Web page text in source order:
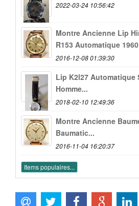
2022-03-24 10:56:42
Montre Ancienne Lip
R153 Automatique
2016-12-08 01:39:30
Lip K2l27 Automatique
Homme...
2018-02-10 12:49:36
Montre Ancienne
Baumatic...
2016-11-04 16:20:37
Items populaires...